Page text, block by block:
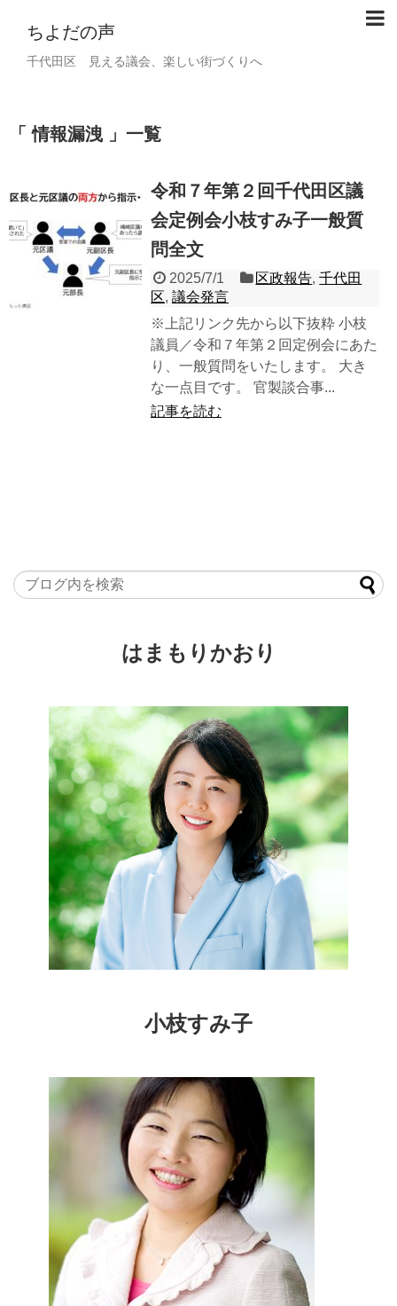
ちよだの声
千代田区 見える議会、楽しい街づくりへ
情報漏洩 一覧
令和７年第２回千代田区議
会定例会小枝すみ子一般質
問全文
2025/7/1 区政報告,千代田
区, 議会発言
※上記リンク先から以下抜粋 小枝
議員／令和７年第２回定例会にあた
り、一般質問をいたします。 大き
な一点目です。 官製談合事...
記事を読む
はまもりかおり
小枝すみ子